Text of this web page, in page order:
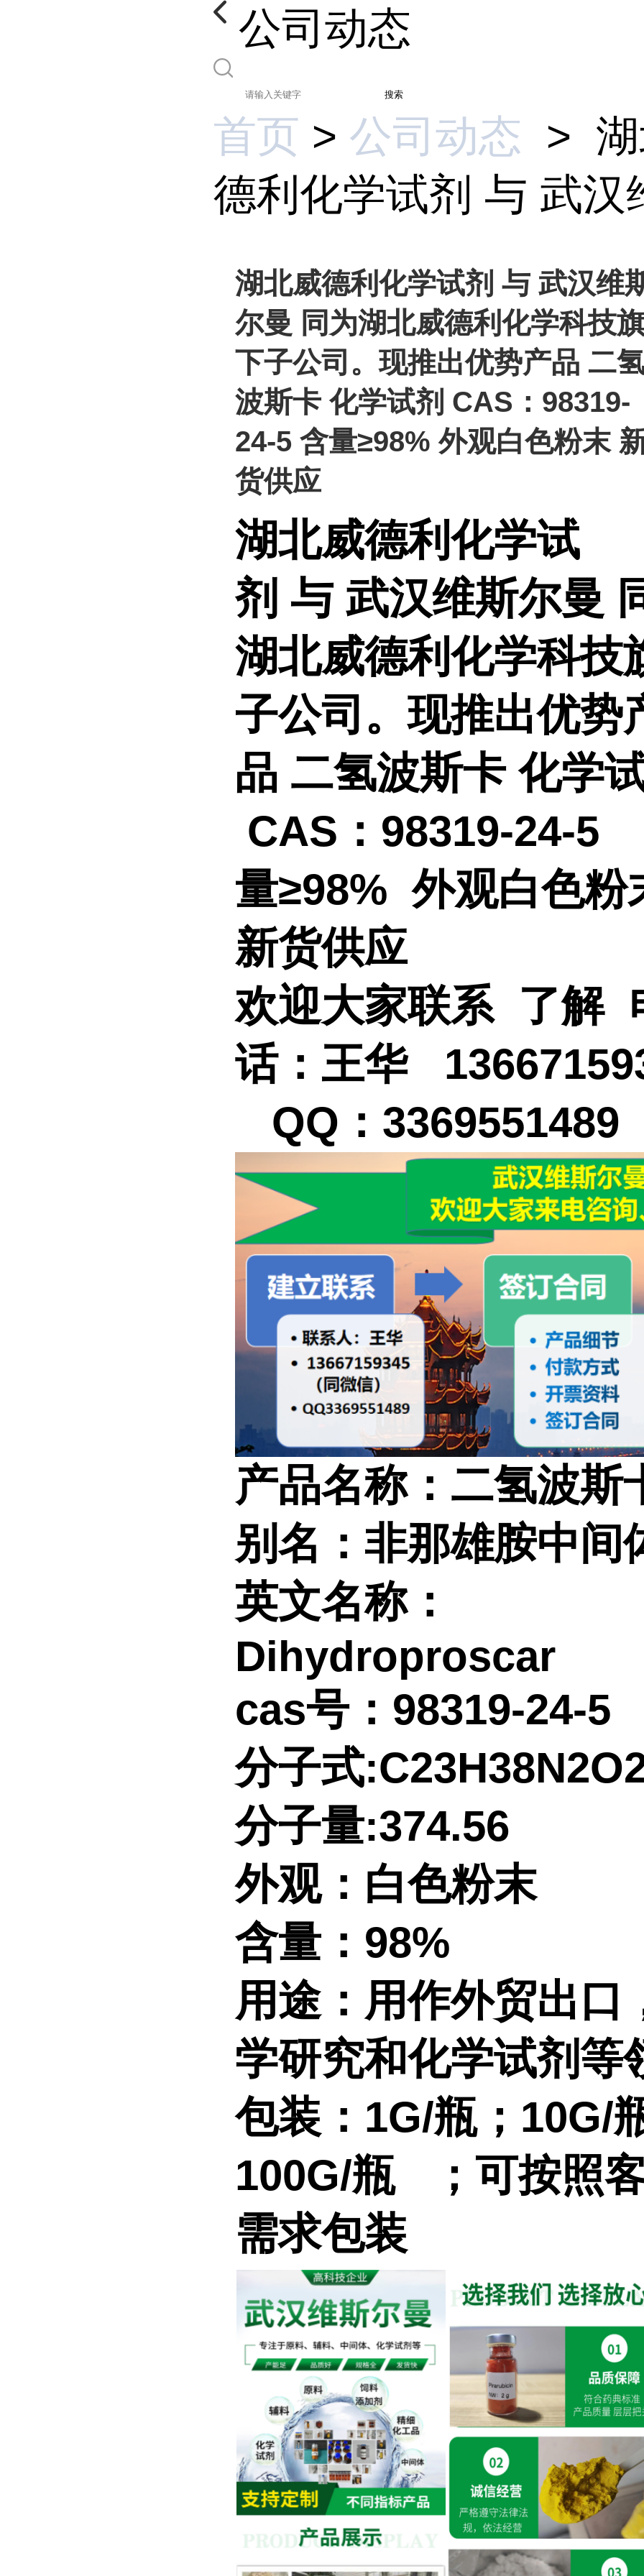
公司动态
搜索
首页 > 公司动态 >
德利化学试剂 与 武汉
湖北威德利化学试剂 与 武汉维
尔曼 同为湖北威德利化学科技
下子公司。现推出优势产品 二
波斯卡 化学试剂 CAS：98319-
24-5 含量≥98% 外观白色粉末
货供应
湖北威德利化学试
剂 与 武汉维斯尔曼
湖北威德利化学科技
子公司。现推出优势
品 二氢波斯卡 化学
CAS：98319-24-5
量≥98% 外观白色
新货供应
欢迎大家联系 了解
话：王华
QQ：3369551489
产品名称：二氢波斯
别名：非那雄胺中间
英文名称：
Dihydroproscar
cas号：98319-24-5
分子式
分子量:374.56
外观：白色粉末
含量：98%
用途：用作外贸出口
学研究和化学试剂等
包装：1G/瓶；10G/
100G/瓶 ；可按照
需求包装